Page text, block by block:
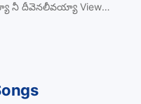
నీ దీవెనలీవయ్యా View